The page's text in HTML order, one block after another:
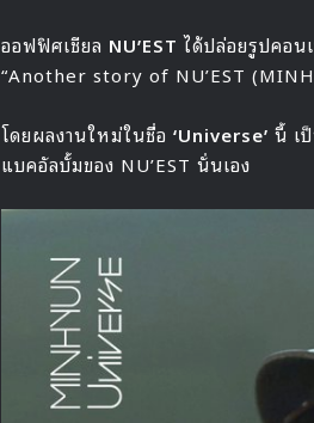
ออฟฟิศเชียล NU’ESTได้ปล่อยรูปคอน
“Another story of NU’EST
โดยผลงานใหม่ในชื่อ ‘Universe’ นี้ เ
แบคอัลบั้มของ NU’EST นั่นเอง